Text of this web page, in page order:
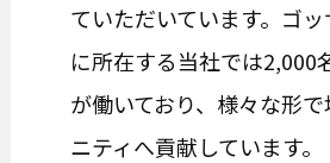
ていただいています。ゴッ
に所在する当社では2,000
が働いており、様々な形
ニティへ貢献しています。